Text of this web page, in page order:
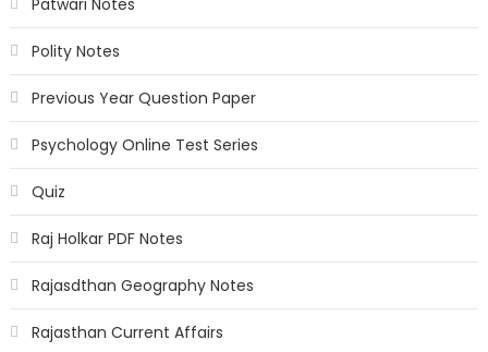
Polity Notes
Previous Year Question Paper
Psychology Online Test Series
Quiz
Raj Holkar PDF Notes
Rajasdthan Geography Notes
Rajasthan Current Affairs